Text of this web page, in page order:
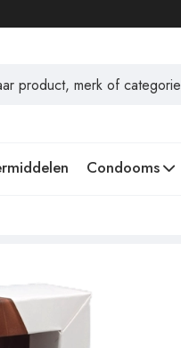
Condooms